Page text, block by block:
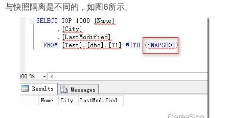
与快照隔离是不同的，如图6所示。